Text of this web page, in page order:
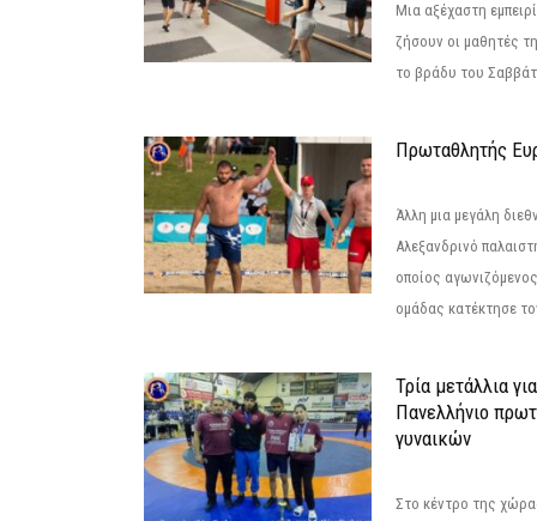
Μια αξέχαστη
ζήσουν οι μαθητές
το βράδυ του
Πρωταθλητής
Άλλη μια μεγάλη
Αλεξανδρινό
οποίος
ομάδας κατέκτησε
Τρία μετάλλια
Πανελλήνιο
γυναικών
Στο κέντρο της